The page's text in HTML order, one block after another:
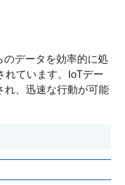
のデータを効率的に処
れています。IoTデー
れ、迅速な行動が可能